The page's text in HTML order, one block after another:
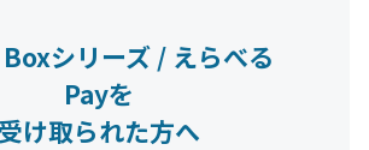
シリーズ / えらべる
Payを
受け取られた方へ